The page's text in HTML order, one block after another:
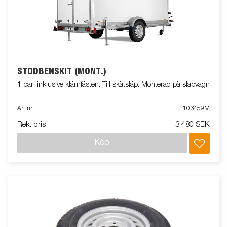
STÖDBENSKIT (MONT.)
1 par, inklusive klämfästen. Till skåtsläp. Monterad på släpvagn
Art nr 103459M
Rek. pris 3 480 SEK
Köp